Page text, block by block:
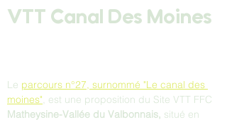
VTT Canal Des Moines
Le parcours n°27, surnommé "Le canal des
moines", est une proposition du Site VTT FFC
Matheysine-Vallée du Valbonnais, situé en